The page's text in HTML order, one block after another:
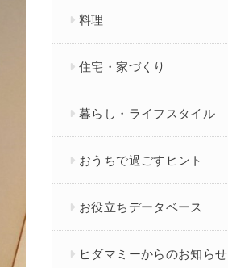
料理
住宅・家づくり
暮らし・ライフスタイル
おうちで過ごすヒント
お役立ちデータベース
ヒダマミーからのお知らせ